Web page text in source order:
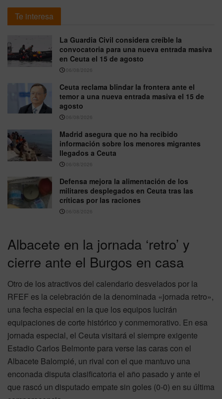
Te interesa
La Guardia Civil considera creíble la
convocatoria para una nueva entrada masiva
en Ceuta el 15 de agosto
06/08/2026
Ceuta reclama blindar la frontera ante el
temor a una nueva entrada masiva el 15 de
agosto
06/08/2026
Madrid asegura que no ha recibido
información sobre los menores migrantes
llegados a Ceuta
06/08/2026
Defensa mejora la alimentación de los
militares desplegados en Ceuta tras las
críticas por las raciones
06/08/2026
Albacete en la jornada ‘retro’ y
cierre ante el Burgos en casa
Otro de los atractivos del calendario desvelados por la
RFEF es la celebración de la denominada «jornada retro»,
una fecha especial en la que los equipos lucirán
equipaciones de corte histórico y conmemorativo. En esa
jornada especial, el Ceuta visitará el siempre exigente
Estadio Carlos Belmonte para verse las caras con el
Albacete Balompié, un rival con el que mantuvo una
enconada disputa clasificatoria el año pasado y ante el
que rascó un disputado empate sin goles (0-0) en su última